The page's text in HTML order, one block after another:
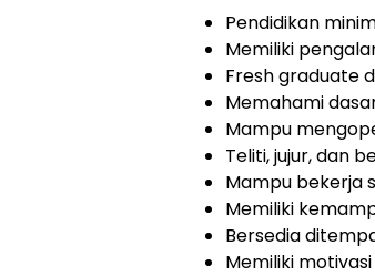
Pendidikan
Memiliki
Fresh graduate
Memahami
Mampu
Teliti, jujur, dan
Mampu bekerja
Memiliki
Bersedia
Memiliki